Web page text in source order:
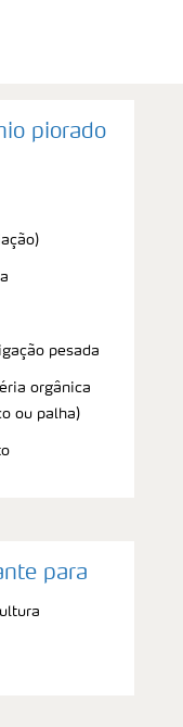
piorado
pesada
orgânica
ou palha)
para